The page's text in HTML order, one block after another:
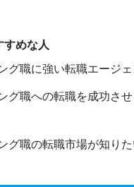
すめな人
グ職に強い転職エージ
グ職への転職を成功さ
グ職の転職市場が知りた